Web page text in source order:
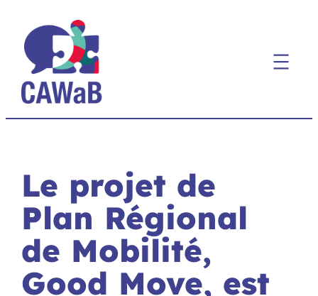
contenu
Le projet de
Plan Régional
de Mobilité,
Good Move, est